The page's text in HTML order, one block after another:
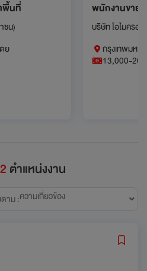
พื้นที่
ชน)
ย
พนักงานขาย
บริษัท โอไมครอ
กรุงเทพมหา
13,000-
ตำแหน่งงาน
าม :ความเกี่ยวข้อง